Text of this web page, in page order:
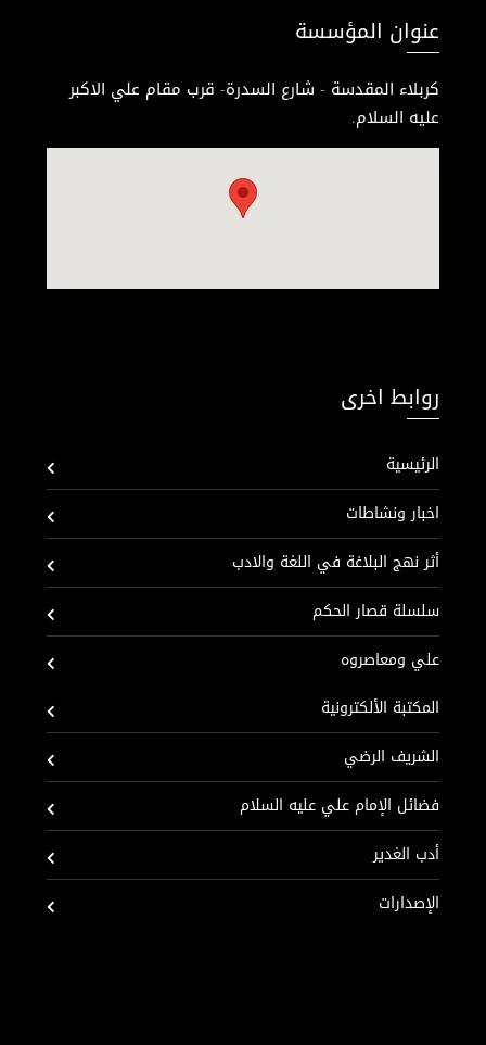
عنوان المؤسسة
كربلاء المقدسة - شارع السدرة- قرب مقام علي الاكبر
عليه السلام.
روابط اخرى
الرئيسية
اخبار ونشاطات
أثر نهج البلاغة في اللغة والادب
سلسلة قصار الحكم
علي ومعاصروه
المكتبة الألكترونية
الشريف الرضي
فضائل الإمام علي عليه السلام
أدب الغدير
الإصدارات